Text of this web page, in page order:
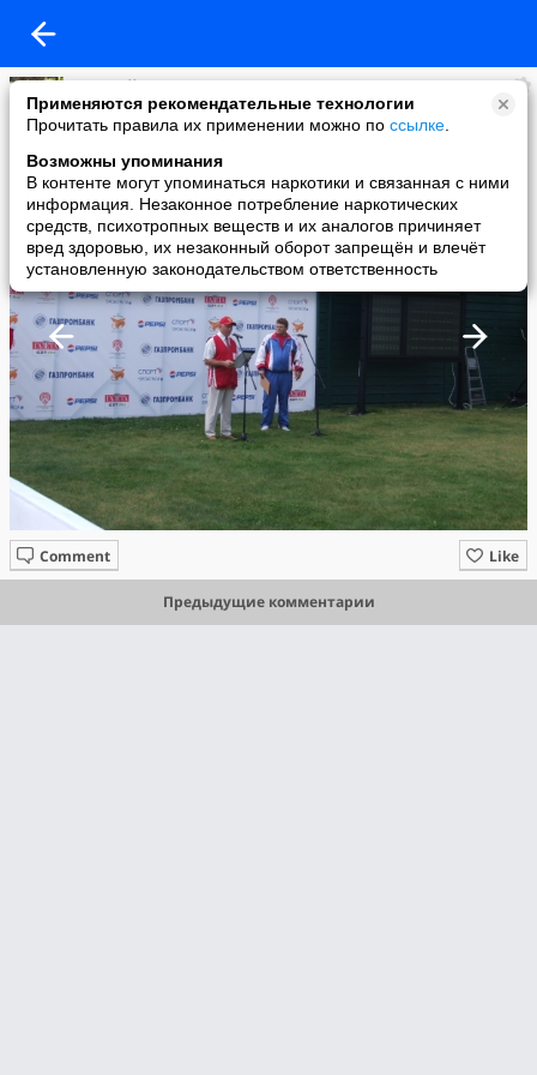
Применяются рекомендательные технологии
Прочитать правила их применении можно по ссылке
Возможны упоминания
В контенте могут упоминаться наркотики и связанная с ними
информация. Незаконное потребление наркотических
средств, психотропных веществ и их аналогов причиняет
вред здоровью, их незаконный оборот запрещён и влечёт
установленную законодательством ответственность
николай шаров
added a photo
03 Sep в 00:25
Like
Comment
Предыдущие комментарии